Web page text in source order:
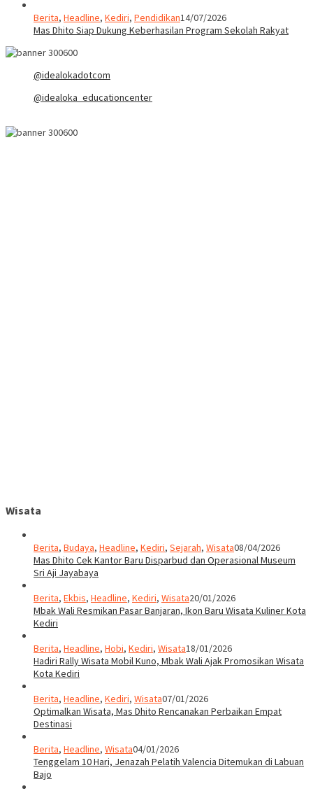
Berita, Headline, Kediri, Pendidikan14/07/2026
Mas Dhito Siap Dukung Keberhasilan Program Sekolah Rakyat
@idealokadotcom
@idealoka_educationcenter
Wisata
Berita, Budaya, Headline, Kediri, Sejarah, Wisata08/04/2026
Mas Dhito Cek Kantor Baru Disparbud dan Operasional Museum
Sri Aji Jayabaya
Berita, Ekbis, Headline, Kediri, Wisata20/01/2026
Mbak Wali Resmikan Pasar Banjaran, Ikon Baru Wisata Kuliner Kota
Kediri
Berita, Headline, Hobi, Kediri, Wisata18/01/2026
Hadiri Rally Wisata Mobil Kuno, Mbak Wali Ajak Promosikan Wisata
Kota Kediri
Berita, Headline, Kediri, Wisata07/01/2026
Optimalkan Wisata, Mas Dhito Rencanakan Perbaikan Empat
Destinasi
Berita, Headline, Wisata04/01/2026
Tenggelam 10 Hari, Jenazah Pelatih Valencia Ditemukan di Labuan
Bajo